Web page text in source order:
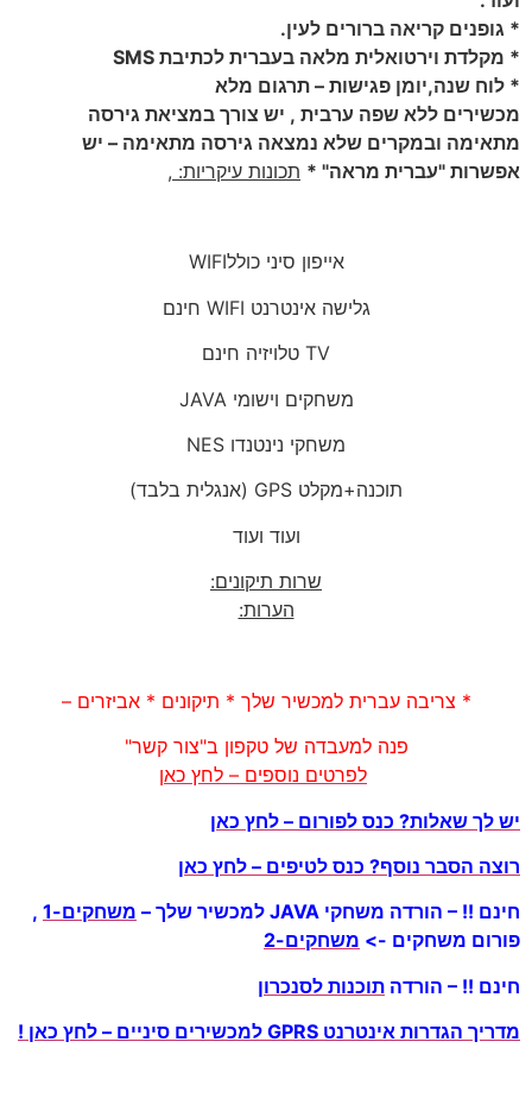
* גופנים קריאה ברורים לעין.
* מקלדת וירטואלית מלאה בעברית לכתיבת SMS
* לוח שנה,יומן פגישות – תרגום מלא
מכשירים ללא שפה ערבית , יש צורך במציאת גירסה
מתאימה ובמקרים שלא נמצאה גירסה מתאימה – יש
אפשרות "עברית מראה" * תכונות עיקריות: ,
אייפון סיני כוללWIFI
גלישה אינטרנט WIFI חינם
TV טלויזיה חינם
משחקים וישומי JAVA
משחקי נינטנדו NES
תוכנה+מקלט GPS (אנגלית בלבד)
ועוד ועוד
שרות תיקונים:
הערות:
* צריבה עברית למכשיר שלך * תיקונים * אביזרים –
פנה למעבדה של טקפון ב"צור קשר"
לפרטים נוספים – לחץ כאן
יש לך שאלות? כנס לפורום – לחץ כאן
רוצה הסבר נוסף? כנס לטיפים – לחץ כאן
חינם !! – הורדה משחקי JAVA למכשיר שלך –
משחקים-1
,
פורום משחקים -> משחקים-2
חינם !! – הורדה תוכנות לסנכרון
מדריך הגדרות אינטרנט GPRS למכשירים סיניים – לחץ כאן !